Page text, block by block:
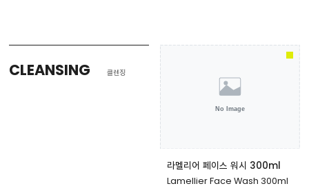
CLEANSING 클렌징
라멜리어 페이스 워시 300ml
Lamellier Face Wash 300ml